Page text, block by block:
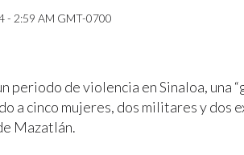
- 2:59 AM GMT-0700
periodo de violencia en Sinaloa, una
a cinco mujeres, dos militares y dos
Mazatlán.